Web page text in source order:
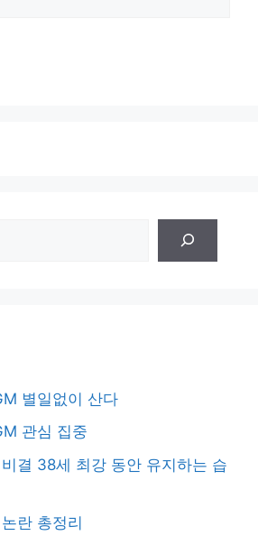
별일없이 산다
관심 집중
결 38세 최강 동안 유지하는 습
란 총정리